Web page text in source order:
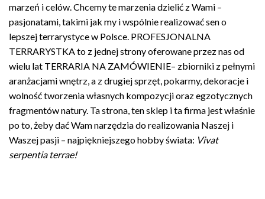
marzeń i celów. Chcemy te marzenia dzielić z Wami –
pasjonatami, takimi jak my i wspólnie realizować sen o
lepszej terrarystyce w Polsce. PROFESJONALNA
TERRARYSTKA to z jednej strony oferowane przez nas od
wielu lat TERRARIA NA ZAMÓWIENIE– zbiorniki z pełnymi
aranżacjami wnętrz, a z drugiej sprzęt, pokarmy, dekoracje i
wolność tworzenia własnych kompozycji oraz egzotycznych
fragmentów natury. Ta strona, ten sklep i ta firma jest właśnie
po to, żeby daćWamnarzędzia do realizowania Naszej i
Waszej pasji – najpiękniejszego hobby świata: Vivat
serpentia terrae!